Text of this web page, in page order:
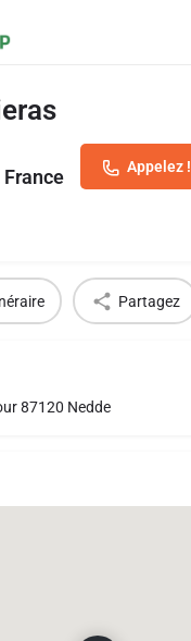
France Appelez !
Partagez
87120 Nedde